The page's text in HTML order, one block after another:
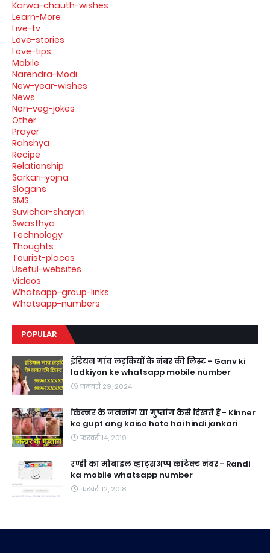
Karwa-chauth-wishes
Learn-More
Live-tv
Love-stories
Love-tips
Mobile
Narendra-Modi
New-year-wishes
News
Non-veg-jokes
Other
Prayer
Rahshya
Recipe
Relationship
Sarkari-yojna
Slogans
SMS
Suvichar-shayari
Swasthya
Technology
Thoughts
Tourist-places
Useful-websites
Videos
Whatsapp-group-links
Whatsapp-numbers
POPULAR
इंडियन गांव लड़कियों के नंबर की लिस्ट - Ganv ki
ladkiyon ke whatsapp mobile number
जनवरी 29, 2024
किन्नर के जननांग या गुप्तांग कैसे दिखते हैं - Kinner
ke gupt ang kaise hote hai hindi jankari
फ़रवरी 14, 2019
रण्डी का मोबाइल व्हाट्सअप्प कांटेक्ट नंबर - Randi
ka mobile whatsapp number
फ़रवरी 12, 2018